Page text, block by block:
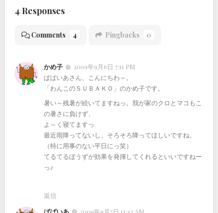
4 Responses
Comments 4 Pingbacks 0
かめ子
2009年9月6日 7:11 PM
ぱぱいあさん、こんにちわ～。
「わんこのＳＵＢＡＫＯ」のかめ子です。
暑い～残暑が続いてますねっ。我が家のクロとマコもこ
の暑さに負けず、
よ～く寝てますっ
最近雨降ってないし、そろそろ降ってほしいですね。
（特に用事のない平日にっ笑）
てるてるぼうずが効果を発揮してくれるといいですねー
っ♪
返信
ぱぱいあ
2009年9月7日 11:43 AM